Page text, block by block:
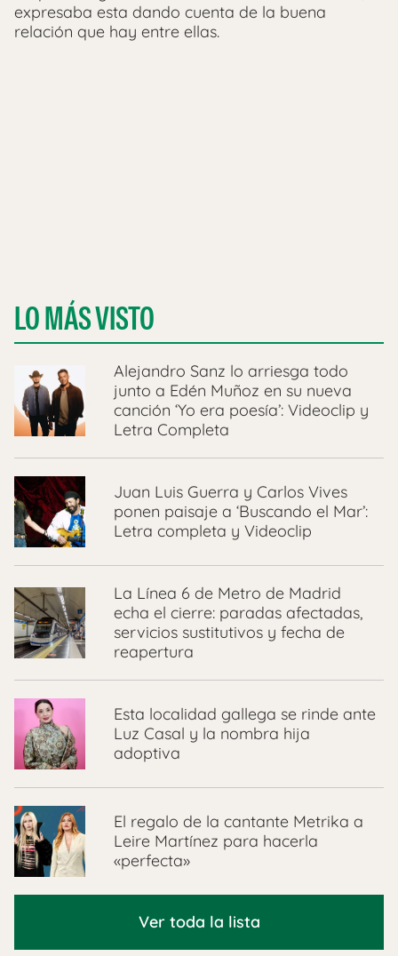
expresaba esta dando cuenta de la buena
relación que hay entre ellas.
LO MÁS VISTO
Alejandro Sanz lo arriesga todo
junto a Edén Muñoz en su nueva
canción ‘Yo era poesía’: Videoclip y
Letra Completa
Juan Luis Guerra y Carlos Vives
ponen paisaje a ‘Buscando el Mar’:
Letra completa y Videoclip
La Línea 6 de Metro de Madrid
echa el cierre: paradas afectadas,
servicios sustitutivos y fecha de
reapertura
Esta localidad gallega se rinde ante
Luz Casal y la nombra hija
adoptiva
El regalo de la cantante Metrika a
Leire Martínez para hacerla
«perfecta»
Ver toda la lista